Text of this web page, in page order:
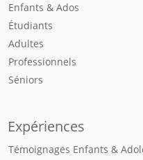
Enfants & Ados
Étudiants
Adultes
Professionnels
Séniors
Expériences
Témoignages Enfants &